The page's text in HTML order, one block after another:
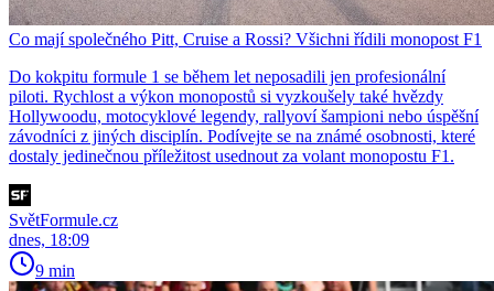
Co mají společného Pitt, Cruise a Rossi? Všichni řídili monopost F1
Do kokpitu formule 1 se během let neposadili jen profesionální
piloti. Rychlost a výkon monopostů si vyzkoušely také hvězdy
Hollywoodu, motocyklové legendy, rallyoví šampioni nebo úspěšní
závodníci z jiných disciplín. Podívejte se na známé osobnosti, které
dostaly jedinečnou příležitost usednout za volant monopostu F1.
SvětFormule.cz
dnes, 18:09
9 min